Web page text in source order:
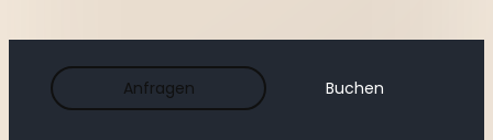
Anfragen Buchen